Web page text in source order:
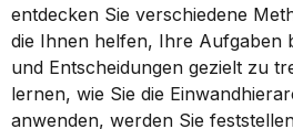
entdecken Sie verschiedene
die Ihnen helfen, Ihre Aufgaben
und Entscheidungen gezielt zu
lernen, wie Sie die
anwenden, werden Sie